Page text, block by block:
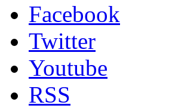
Facebook
Twitter
Youtube
RSS